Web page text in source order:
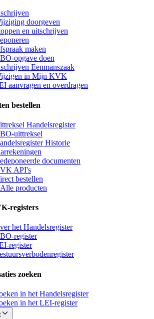
doorgeven
en uitschrijven
maken
opgave doen
Eenmanszaak
in Mijn KVK
aanvragen en overdragen
bestellen
Handelsregister
uittreksel
Historie
documenten
API's
bestellen
Alle producten
registers
het Handelsregister
register
register
zoeken
in het Handelsregister
in het LEI-register